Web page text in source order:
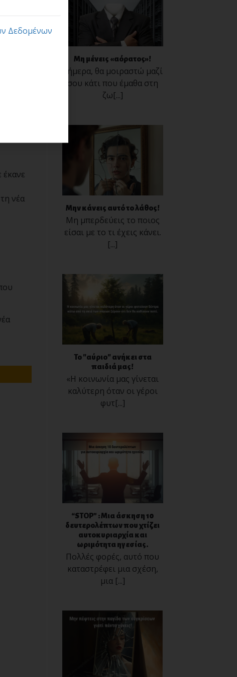
και
έκανε
νέα
Μη μένεις «αόρατος»!
Σήμερα, θα μοιραστώ μαζί
σου κάτι που έμαθα στη
ζω[...]
Μην κάνεις αυτό το λάθος!
Μη μπερδεύεις το ποιος
είσαι με το τι έχεις κάνει.
[...]
Το "αύριο" ανήκει στα
παιδιά μας!
«Η κοινωνία μας γίνεται
καλύτερη όταν οι γέροι
φυτ[...]
“STOP” : Μια άσκηση 10
δευτερολέπτων που χτίζει
αυτοκυριαρχία και
ωριμότητα ηγεσίας.
Πολλές φορές, αυτό που
καταστρέφει μια σχέση,
μια [...]
Δεδομένων